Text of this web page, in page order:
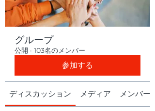
グループ
公開 · 103名のメンバー
参加する
ディスカッション メディア メンバー